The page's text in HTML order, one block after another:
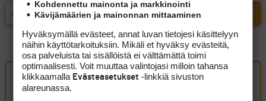
Kohdennettu mainonta ja markkinointi
Kävijämäärien ja mainonnan mittaaminen
Hyväksymällä evästeet, annat luvan tietojesi käsittelyyn
näihin käyttötarkoituksiin. Mikäli et hyväksy evästeitä,
osa palveluista tai sisällöistä ei välttämättä toimi
optimaalisesti. Voit muuttaa valintojasi milloin tahansa
klikkaamalla Evästeasetukset -linkkiä sivuston
alareunassa.